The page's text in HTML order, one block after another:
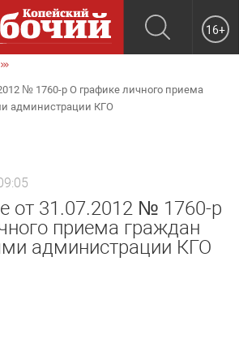
16+
№ 1760-р О графике личного приема
администрации КГО
от 31.07.2012 № 1760-р
приема граждан
администрации КГО